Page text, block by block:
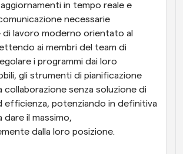
aggiornamenti in tempo reale e
necessarie
di lavoro moderno orientato al
ai membri del team di
i programmi dai loro
gli strumenti di pianificazione
collaborazione senza soluzione di
efficienza, potenziando in definitiva
dare il massimo,
dalla loro posizione.